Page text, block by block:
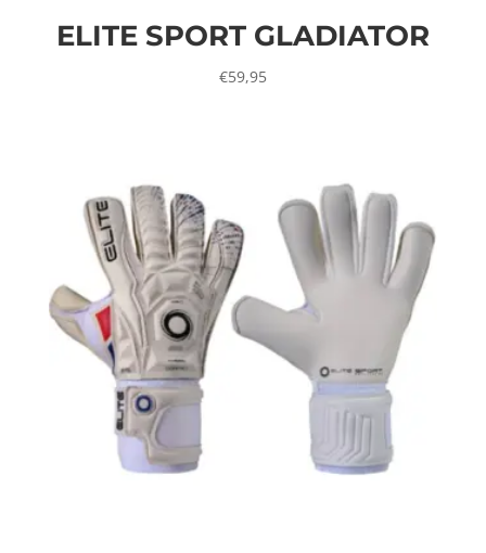
ELITE SPORT GLADIATOR
€59,95